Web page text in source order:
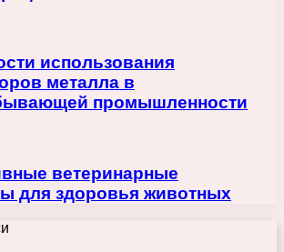
использования
металла в
промышленности
ветеринарные
для здоровья животных